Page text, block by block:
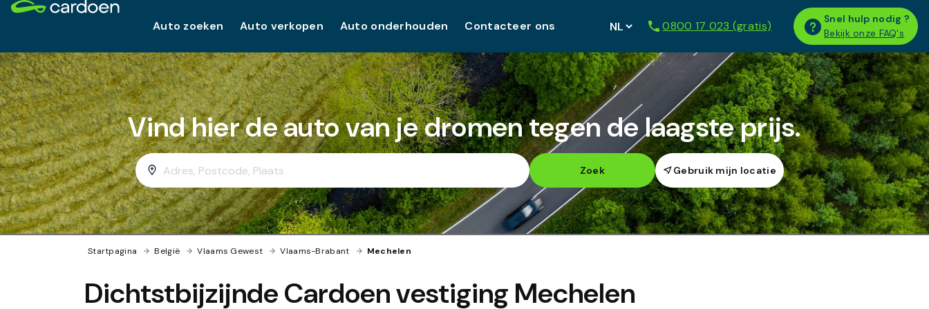
Auto zoeken Auto verkopen Auto onderhouden Contacteer ons 0800 17 023 (gratis)
Snel hulp nodig ?
Bekijk onze FAQ's
Startpagina › België › Vlaams Gewest › Vlaams-Brabant › Mechelen
Vind hier de auto van je dromen tegen de laagste prijs.
Zoek
Dichtstbijzijnde Cardoen vestiging Mechelen